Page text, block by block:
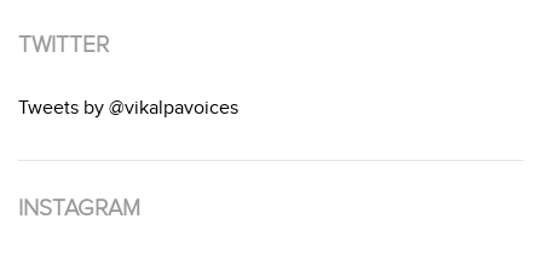
TWITTER
Tweets by @vikalpavoices
INSTAGRAM